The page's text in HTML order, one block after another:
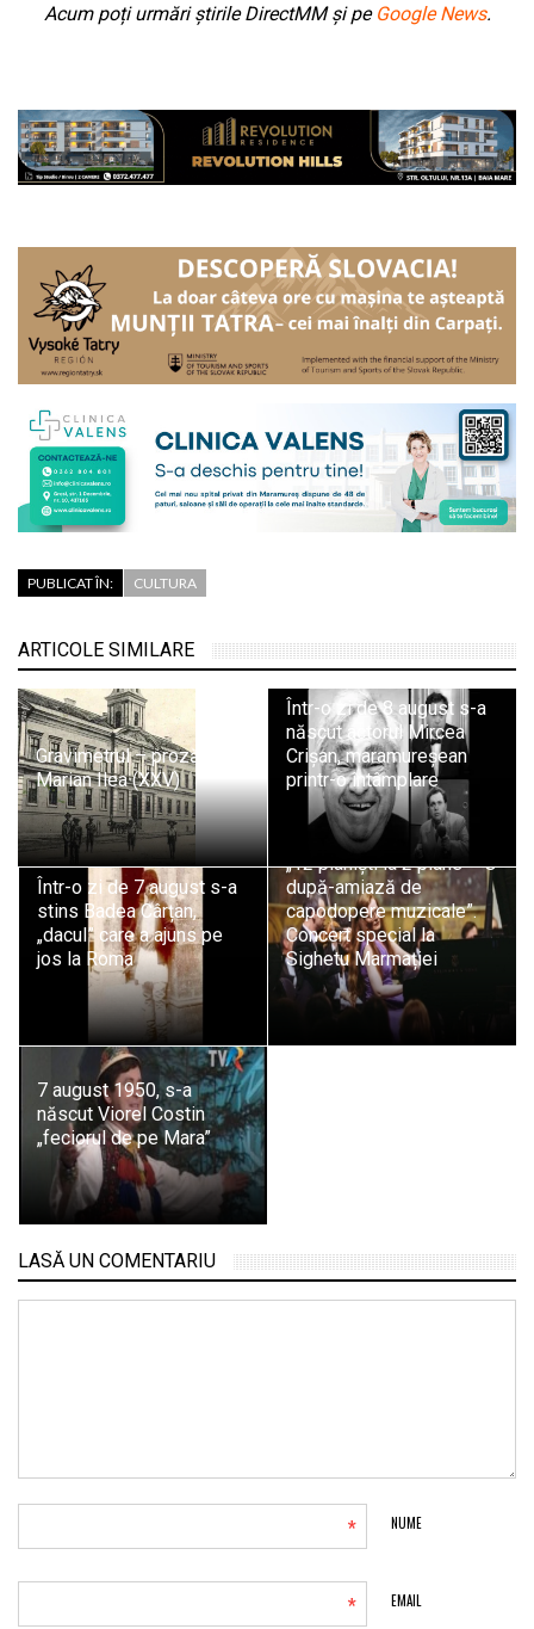
Acum poți urmări știrile DirectMM și pe Google News.
PUBLICAT ÎN: CULTURA
ARTICOLE SIMILARE
Gravimetrul – proză de
Marian Ilea (XXV)
Într-o zi de 8 august s-a
născut actorul Mircea
Crișan, maramureșean
printr-o întâmplare
Într-o zi de 7 august s-a
stins Badea Cârțan,
„dacul” care a ajuns pe
jos la Roma
„12 pianiști la 2 piane – O
după-amiază de
capodopere muzicale”.
Concert special la
Sighetu Marmației
7 august 1950, s-a
născut Viorel Costin
„feciorul de pe Mara”
LASĂ UN COMENTARIU
NUME
*
EMAIL
*